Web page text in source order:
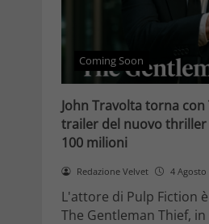
Coming Soon
John Travolta torna
trailer del nuovo thriller
100 milioni
Redazione Velvet 4 Agosto
L'attore di Pulp Fiction
The Gentleman Thief,